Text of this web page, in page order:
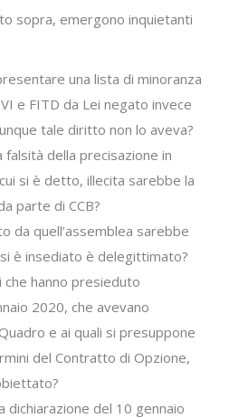
sopra, emergono inquietanti
una lista di minoranza
e FITD da Lei negato invece
tale diritto non lo aveva?
della precisazione in
si è detto, illecita sarebbe la
parte di CCB?
da quell’assemblea sarebbe
è insediato è delegittimato?
che hanno presieduto
2020, che avevano
e ai quali si presuppone
del Contratto di Opzione,
del 10 gennaio